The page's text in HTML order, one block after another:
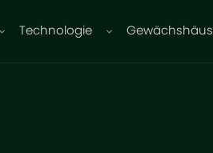
Technologie